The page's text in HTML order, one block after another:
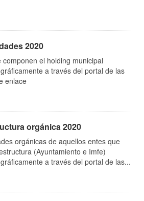
2020
el holding municipal
a través del portal de las
enlace
orgánica 2020
orgánicas de aquellos entes que
(Ayuntamiento e Imfe)
a través del portal de las...